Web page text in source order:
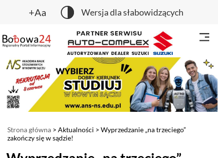
+Aa Wersja dla słabowidzących
Strona główna > Aktualności > Wyprzedzanie „na trzeciego”
zakończy się w sądzie!